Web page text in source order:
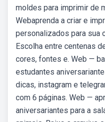
moldes para imprimir de
Webaprenda a criar e
personalizados para sua
Escolha entre centenas
cores, fontes e. Web —
estudantes
dicas, instagram e
com 6 páginas. Web —
aniversariantes para a